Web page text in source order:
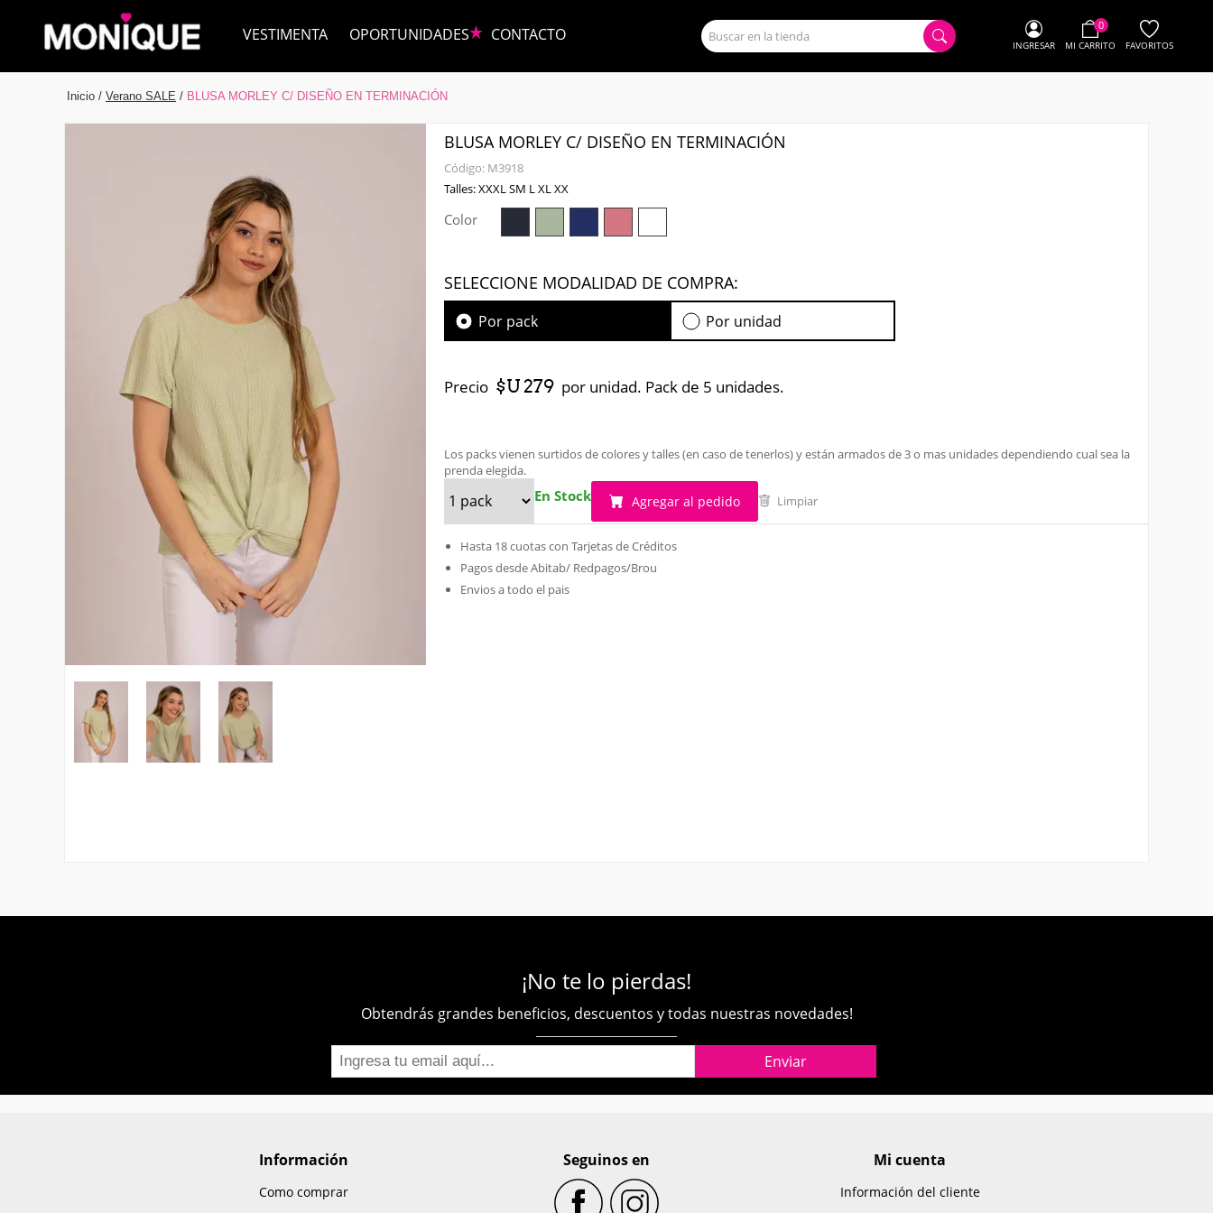
0
MI CARRITO FAVORITOS
INGRESAR
VESTIMENTA OPORTUNIDADES CONTACTO
Inicio / Verano SALE / BLUSA MORLEY C/ DISEÑO EN TERMINACIÓN
BLUSA MORLEY C/ DISEÑO EN TERMINACIÓN
Código: M3918
Talles: XXXL SM L XL XX
Color
SELECCIONE MODALIDAD DE COMPRA:
Por pack Por unidad
Precio $U 279 por unidad. Pack de 5 unidades.
Los packs vienen surtidos de colores y talles (en caso de tenerlos) y están armados de 3 o mas unidades dependiendo cual sea la
prenda elegida.
En Stock Agregar al pedido Limpiar
Hasta 18 cuotas con Tarjetas de Créditos
Pagos desde Abitab/ Redpagos/Brou
Envios a todo el pais
¡No te lo pierdas!
Obtendrás grandes beneficios, descuentos y todas nuestras novedades!
Información
Como comprar
Seguinos en Mi cuenta
Información del cliente